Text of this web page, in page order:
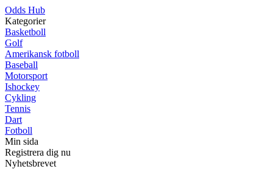
Odds Hub
Kategorier
Basketboll
Golf
Amerikansk fotboll
Baseball
Motorsport
Ishockey
Cykling
Tennis
Dart
Fotboll
Min sida
Registrera dig nu
Nyhetsbrevet